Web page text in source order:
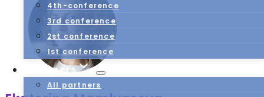
4th-conference
3rd conference
2st conference
1st conference
Partners
All partners